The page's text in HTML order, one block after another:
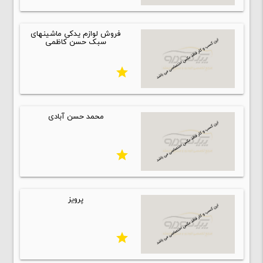
فروش لوازم یدکی ماشینهای
سبک حسن کاظمی
star
محمد حسن آبادی
star
پرویز
star